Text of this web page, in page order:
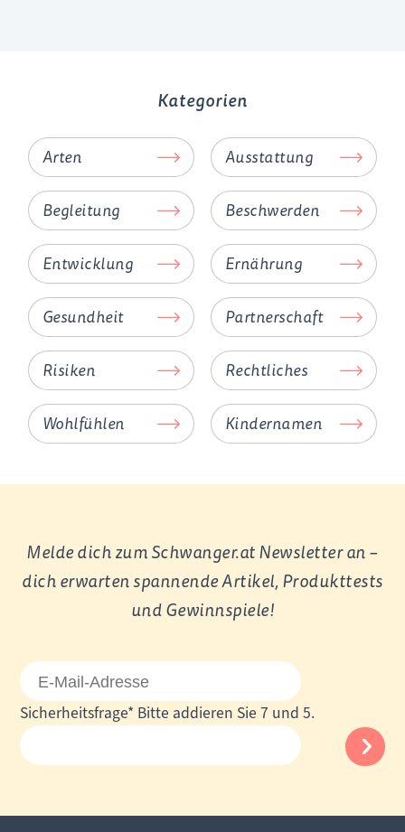
Kategorien
Arten Ausstattung
Begleitung Beschwerden
Entwicklung Ernährung
Gesundheit Partnerschaft
Risiken Rechtliches
Wohlfühlen Kindernamen
Melde dich zum Schwanger.at Newsletter an –
dich erwarten spannende Artikel, Produkttests
und Gewinnspiele!
E-
Mail-
Adresse
Pflichtfeld
Sicherheitsfrage* Bitte addieren Sie 7 und 5.